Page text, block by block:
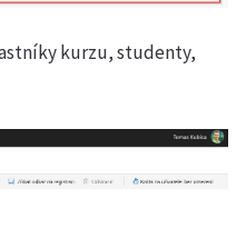
kurzu, studenty,